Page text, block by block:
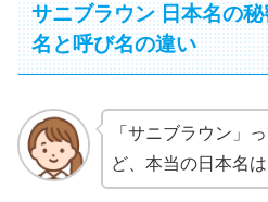
サニブラウン 日本名の
名と呼び名の違い
「サニブラウン」
ど、本当の日本名